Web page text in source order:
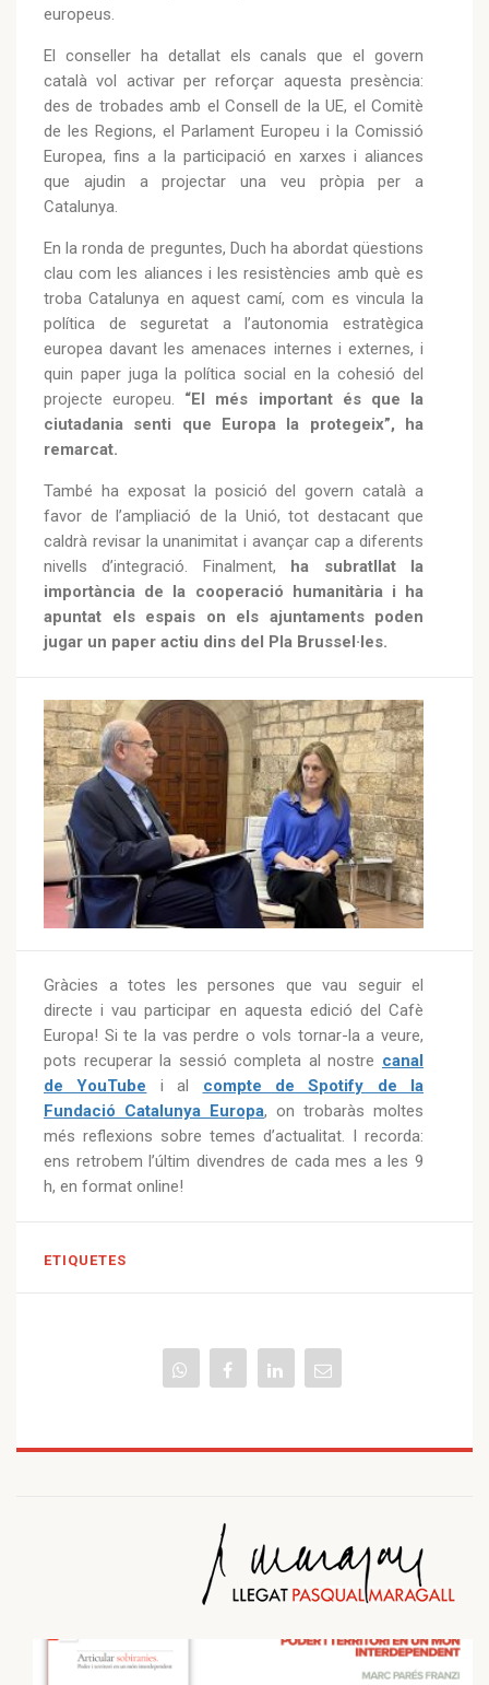
europeus.
El conseller ha detallat els canals que el govern
català vol activar per reforçar aquesta presència:
des de trobades amb el Consell de la UE, el Comitè
de les Regions, el Parlament Europeu i la Comissió
Europea, fins a la participació en xarxes i aliances
que ajudin a projectar una veu pròpia per a
Catalunya.
En la ronda de preguntes, Duch ha abordat qüestions
clau com les aliances i les resistències amb què es
troba Catalunya en aquest camí, com es vincula la
política de seguretat a l’autonomia estratègica
europea davant les amenaces internes i externes, i
quin paper juga la política social en la cohesió del
projecte europeu. “El més important és que la
ciutadania senti que Europa la protegeix”, ha
remarcat.
També ha exposat la posició del govern català a
favor de l’ampliació de la Unió, tot destacant que
caldrà revisar la unanimitat i avançar cap a diferents
nivells d’integració. Finalment, ha subratllat la
importància de la cooperació humanitària i ha
apuntat els espais on els ajuntaments poden
jugar un paper actiu dins del Pla Brussel·les.
Gràcies a totes les persones que vau seguir el
directe i vau participar en aquesta edició del Cafè
Europa! Si te la vas perdre o vols tornar-la a veure,
pots recuperar la sessió completa al nostre canal
de YouTube i al compte de Spotify de la
Fundació Catalunya Europa, on trobaràs moltes
més reflexions sobre temes d’actualitat. I recorda:
ens retrobem l’últim divendres de cada mes a les 9
h, en format online!
ETIQUETES